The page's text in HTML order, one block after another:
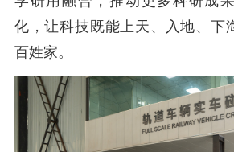
化，让科技既能上天、入地、下
百姓家。